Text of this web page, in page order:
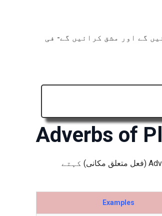
گے اور مشق کرائیں گے- فی
Adverbs of
جس سے کسی کام کے کرنے کی جگہ معلوم، (یعنی کوئی کام کس جگہ ہوا تھا؟) اسے Adverb of Place (فعل متعلق مکانی) کہتے
Examples